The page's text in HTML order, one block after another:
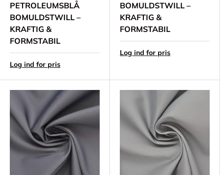
PETROLEUMSBLÅ
BOMULDSTWILL –
KRAFTIG &
FORMSTABIL
Log ind for pris
BOMULDSTWILL –
KRAFTIG &
FORMSTABIL
Log ind for pris